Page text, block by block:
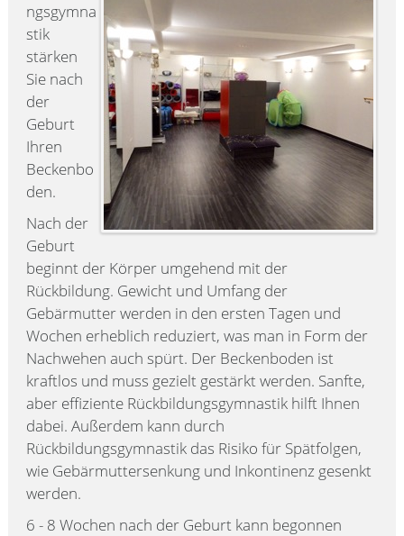
ngsgymna
stik
stärken
Sie nach
der
Geburt
Ihren
Beckenbo
den.
Nach der
Geburt
beginnt der Körper umgehend mit der
Rückbildung. Gewicht und Umfang der
Gebärmutter werden in den ersten Tagen und
Wochen erheblich reduziert, was man in Form der
Nachwehen auch spürt. Der Beckenboden ist
kraftlos und muss gezielt gestärkt werden. Sanfte,
aber effiziente Rückbildungsgymnastik hilft Ihnen
dabei. Außerdem kann durch
Rückbildungsgymnastik das Risiko für Spätfolgen,
wie Gebärmuttersenkung und Inkontinenz gesenkt
werden.
6 - 8 Wochen nach der Geburt kann begonnen